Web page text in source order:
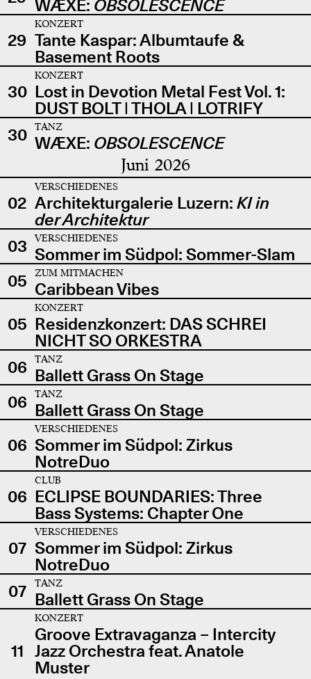
WÆXE: OBSOLESCENCE
29
KONZERT
Tante Kaspar: Albumtaufe &
Basement Roots
30
KONZERT
Lost in Devotion Metal Fest Vol. 1:
DUST BOLT | THOLA | LOTRIFY
30
TANZ
WÆXE: OBSOLESCENCE
Juni 2026
02
VERSCHIEDENES
Architekturgalerie Luzern: KI in
der Architektur
03
VERSCHIEDENES
Sommer im Südpol: Sommer-Slam
05
ZUM MITMACHEN
Caribbean Vibes
05
KONZERT
Residenzkonzert: DAS SCHREI
NICHT SO ORKESTRA
06
TANZ
Ballett Grass On Stage
06
TANZ
Ballett Grass On Stage
06
VERSCHIEDENES
Sommer im Südpol: Zirkus
NotreDuo
06
CLUB
ECLIPSE BOUNDARIES: Three
Bass Systems: Chapter One
07
VERSCHIEDENES
Sommer im Südpol: Zirkus
NotreDuo
07
TANZ
Ballett Grass On Stage
11
KONZERT
Groove Extravaganza – Intercity
Jazz Orchestra feat. Anatole
Muster